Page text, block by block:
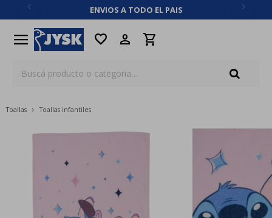
ENVIOS A TODO EL PAIS
menu favorite
Toallas Toallas infantiles
close